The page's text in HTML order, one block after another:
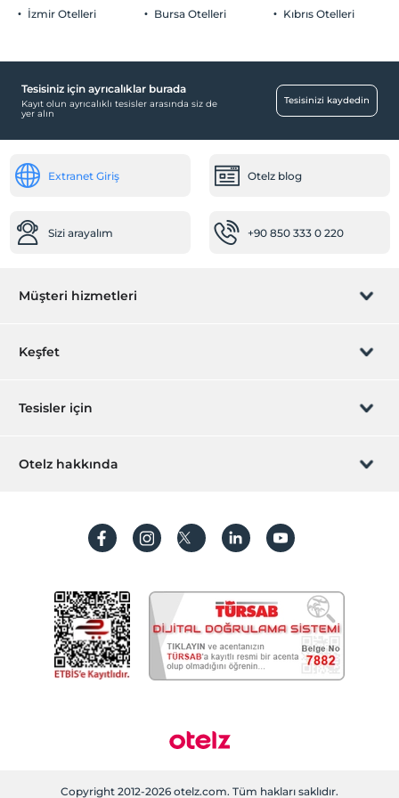
Açık Yüzme Havuzu (Sezonluk)
Yiyecek & İçecek
Aile odaları
Market
Hastaneye kolay ulaşım (15 dakika)
Öne Çıkan Özellikler
Çocuk dostu
Romantizm/Balayı
Kese
Spa ve sağlık merkezi
Fitness merkezi
Sauna
İzmir Otelleri Bursa Otelleri Kıbrıs Otelleri
Tesisiniz için ayrıcalıklar burada
Kayıt olun ayrıcalıklı tesisler arasında siz de
yer alın
Tesisinizi kaydedin
Extranet Giriş Otelz blog
Sizi arayalım +90 850 333 0 220
Müşteri hizmetleri
Rezervasyon yönet
Sıkça sorulan sorular
İşlem rehberi
Keşfet
Hediye Kart
Hesap oluştur
Tesisler için
Hemen tesisinizi ekleyin
Otelz hakkında
Koşullar ve şartlar
Aydınlatma metni
Çerez politikamız
Copyright 2012-2026 otelz.com. Tüm hakları saklıdır.